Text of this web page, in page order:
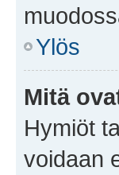
Ylös
Mitä
Hymiöt
voidaan